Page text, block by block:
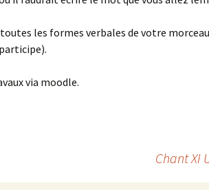
les formes verbales de votre
via moodle.
Chant XI